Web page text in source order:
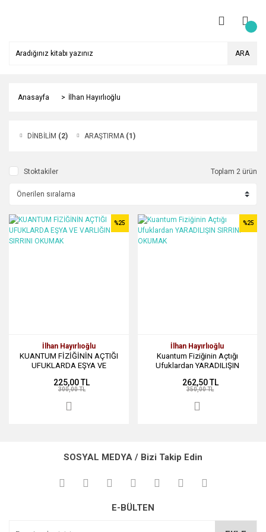
ARA
Anasayfa İlhan Hayırlıoğlu
DİNBİLİM (2) ARAŞTIRMA (1)
Stoktakiler Toplam 2 ürün
İlhan Hayırlıoğlu
KUANTUM FİZİĞİNİN AÇTIĞI
UFUKLARDA EŞYA VE
%25
225,00 TL
300,00 TL
İlhan Hayırlıoğlu
Kuantum Fiziğinin Açtığı
Ufuklardan YARADILIŞIN
%25
262,50 TL
350,00 TL
SOSYAL MEDYA / Bizi Takip Edin
E-BÜLTEN